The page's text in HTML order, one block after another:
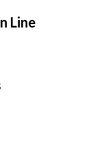
Line